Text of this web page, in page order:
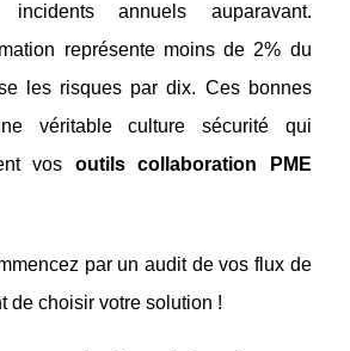
annuels auparavant.
représente moins de 2% du
les risques par dix. Ces bonnes
véritable culture sécurité qui
vos outils collaboration PME
par un audit de vos flux de
de choisir votre solution !